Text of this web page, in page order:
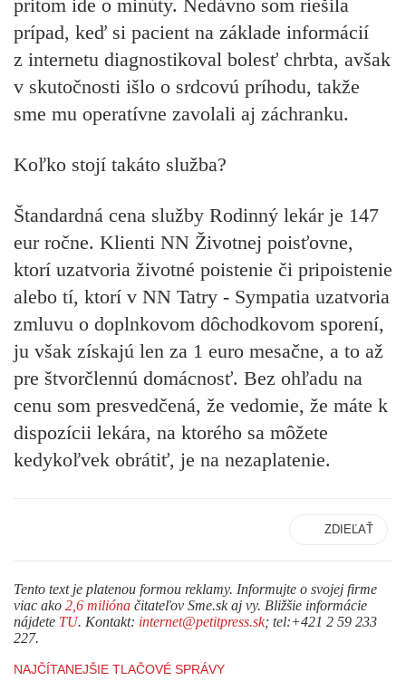
pritom ide o minúty. Nedávno som riešila
prípad, keď si pacient na základe informácií
z internetu diagnostikoval bolesť chrbta, avšak
v skutočnosti išlo o srdcovú príhodu, takže
sme mu operatívne zavolali aj záchranku.
Koľko stojí takáto služba?
Štandardná cena služby Rodinný lekár je 147
eur ročne. Klienti NN Životnej poisťovne,
ktorí uzatvoria životné poistenie či pripoistenie
alebo tí, ktorí v NN Tatry - Sympatia uzatvoria
zmluvu o doplnkovom dôchodkovom sporení,
ju však získajú len za 1 euro mesačne, a to až
pre štvorčlennú domácnosť. Bez ohľadu na
cenu som presvedčená, že vedomie, že máte k
dispozícii lekára, na ktorého sa môžete
kedykoľvek obrátiť, je na nezaplatenie.
ZDIEĽAŤ
Tento text je platenou formou reklamy. Informujte o svojej firme
viac ako 2,6 milióna čitateľov Sme.sk aj vy. Bližšie informácie
nájdete TU. Kontakt: internet@petitpress.sk; tel:+421 2 59 233
227.
NAJČÍTANEJŠIE TLAČOVÉ SPRÁVY